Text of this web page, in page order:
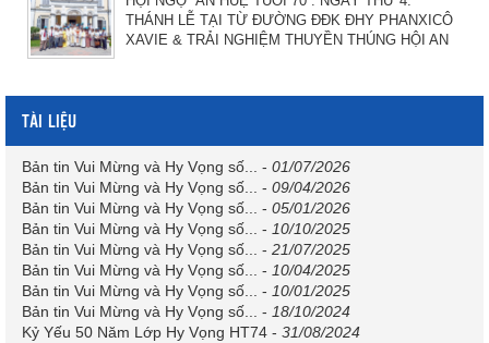
THÁNH LỄ TẠI TỪ ĐƯỜNG ĐĐK ĐHY PHANXICÔ
XAVIE & TRẢI NGHIỆM THUYỀN THÚNG HỘI AN
TÀI LIỆU
Bản tin Vui Mừng và Hy Vọng số... - 01/07/2026
Bản tin Vui Mừng và Hy Vọng số... - 09/04/2026
Bản tin Vui Mừng và Hy Vọng số... - 05/01/2026
Bản tin Vui Mừng và Hy Vọng số... - 10/10/2025
Bản tin Vui Mừng và Hy Vọng số... - 21/07/2025
Bản tin Vui Mừng và Hy Vọng số... - 10/04/2025
Bản tin Vui Mừng và Hy Vọng số... - 10/01/2025
Bản tin Vui Mừng và Hy Vọng số... - 18/10/2024
Kỷ Yếu 50 Năm Lớp Hy Vọng HT74 - 31/08/2024